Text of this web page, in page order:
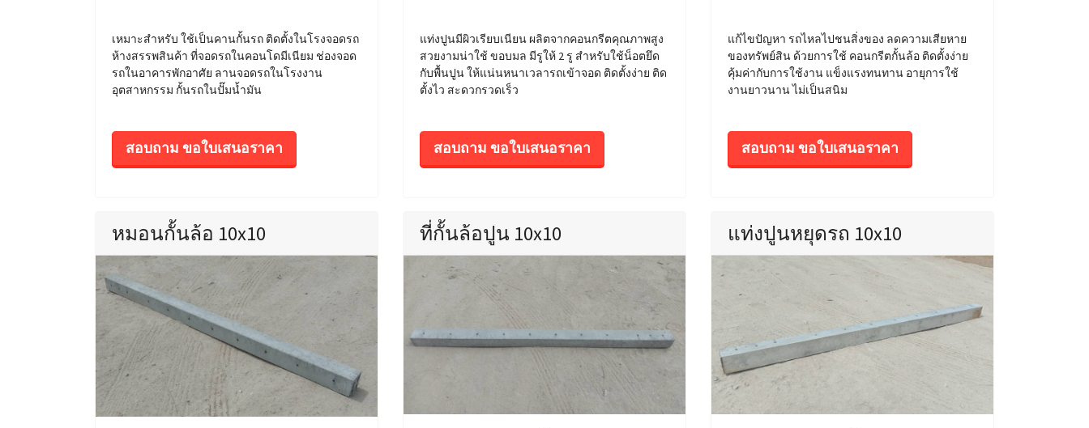
เหมาะสำหรับ ใช้เป็นคานกั้นรถ ติดตั้งในโรงจอดรถ
ห้างสรรพสินค้า ที่จอดรถในคอนโดมีเนียม ช่องจอด
รถในอาคารพักอาศัย ลานจอดรถในโรงงาน
อุตสาหกรรม กั้นรถในปั๊มน้ำมัน
สอบถาม ขอใบเสนอราคา
แท่งปูนมีผิวเรียบเนียน ผลิตจากคอนกรีตคุณภาพสูง
สวยงามน่าใช้ ขอบมล มีรูให้ 2 รู สำหรับใช้น็อตยึด
กับพื้นปูน ให้แน่นหนาเวลารถเข้าจอด ติดตั้งง่าย ติด
ตั้งไว สะดวกรวดเร็ว
สอบถาม ขอใบเสนอราคา
แก้ไขปัญหา รถไหลไปชนสิ่งของ ลดความเสียหาย
ของทรัพย์สิน ด้วยการใช้ คอนกรีตกั้นล้อ ติดตั้งง่าย
คุ้มค่ากับการใช้งาน แข็งแรงทนทาน อายุการใช้
งานยาวนาน ไม่เป็นสนิม
สอบถาม ขอใบเสนอราคา
หมอนกั้นล้อ 10x10 ที่กั้นล้อปูน 10x10 แท่งปูนหยุดรถ 10x10